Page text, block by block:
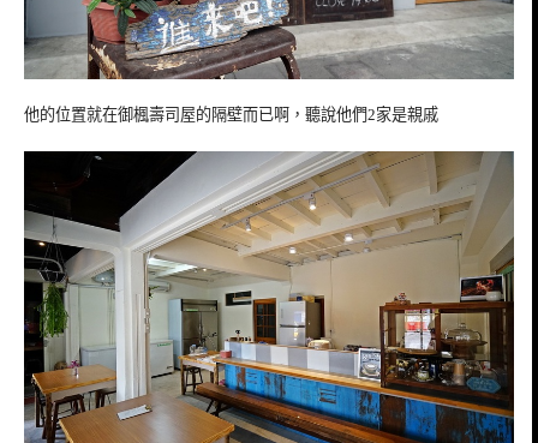
他的位置就在御楓壽司屋的隔壁而已啊，聽說他們2家是親戚